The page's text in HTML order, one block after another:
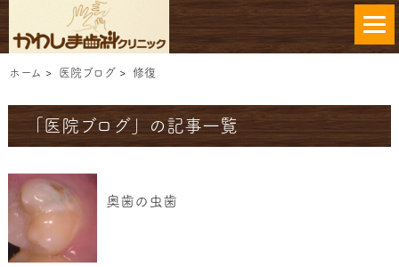
ホーム > 医院ブログ > 修復
「医院ブログ」の記事一覧
奥歯の虫歯